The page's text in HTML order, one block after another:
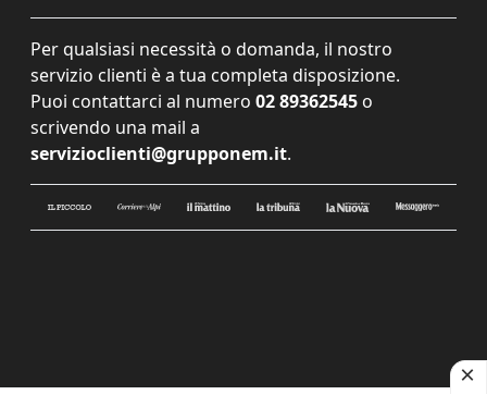
Per qualsiasi necessità o domanda, il nostro
servizio clienti è a tua completa disposizione.
Puoi contattarci al numero 02 89362545 o
scrivendo una mail a
servizioclienti@grupponem.it.